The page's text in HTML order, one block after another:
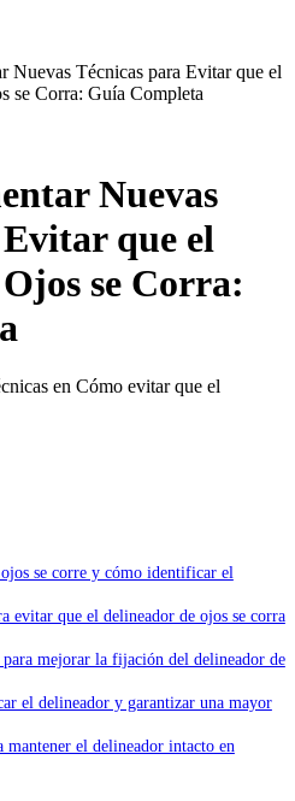
Nuevas Técnicas para Evitar que el
se Corra: Guía Completa
Nuevas
que el
se Corra:
se corre y cómo identificar el
evitar que el delineador de ojos se corra
para mejorar la fijación del delineador de
el delineador y garantizar una mayor
mantener el delineador intacto en